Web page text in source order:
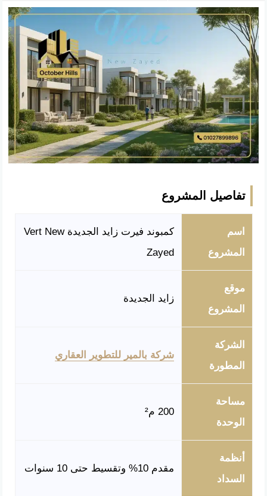
تفاصيل المشروع
اسم
المشروع
كمبوند فيرت زايد الجديدة Vert New
Zayed
موقع
المشروع
زايد الجديدة
الشركة
المطورة
شركة بالمير للتطوير العقاري
مساحة
الوحدة
200 م²
أنظمة
السداد
مقدم 10% وتقسيط حتى 10 سنوات